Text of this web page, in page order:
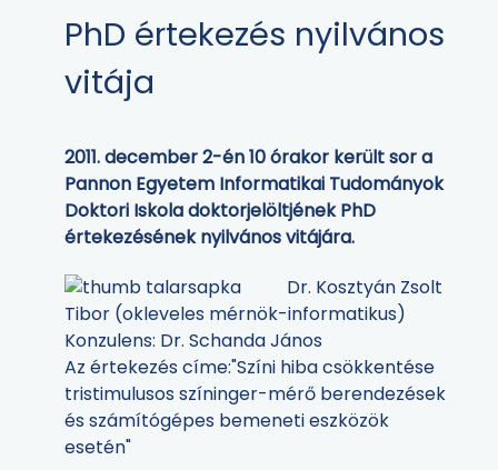
PhD értekezés nyilvános
vitája
2011. december 2-én 10 órakor került sor a
Pannon Egyetem Informatikai Tudományok
Doktori Iskola doktorjelöltjének PhD
értekezésének nyilvános vitájára.
Dr. Kosztyán Zsolt
Tibor (okleveles mérnök-informatikus)
Konzulens: Dr. Schanda János
Az értekezés címe:"Színi hiba csökkentése
tristimulusos színinger-mérő berendezések
és számítógépes bemeneti eszközök
esetén"